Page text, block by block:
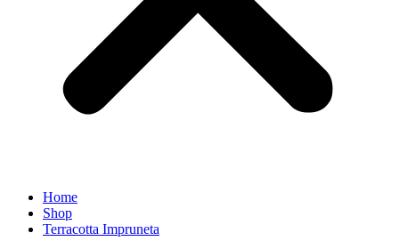
Home
Shop
Terracotta Impruneta